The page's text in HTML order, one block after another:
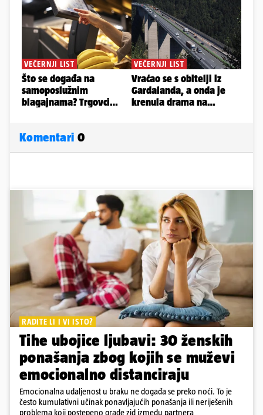
Komentari 0
RADITE LI I VI ISTO?
Tihe ubojice ljubavi: 30 ženskih
ponašanja zbog kojih se muževi
emocionalno distanciraju
Emocionalna udaljenost u braku ne događa se preko noći. To je
često kumulativni učinak ponavljajućih ponašanja ili neriješenih
problema koji postepeno grade zid između partnera